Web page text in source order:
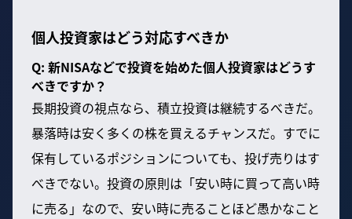
個人投資家はどう対応すべきか
Q: 新NISAなどで投資を始めた個人投資家はどうす
べきですか？
長期投資の視点なら、積立投資は継続するべきだ。
暴落時は安く多くの株を買えるチャンスだ。すでに
保有しているポジションについても、投げ売りはす
べきでない。投資の原則は「安い時に買って高い時
に売る」なので、安い時に売ることほど愚かなこと